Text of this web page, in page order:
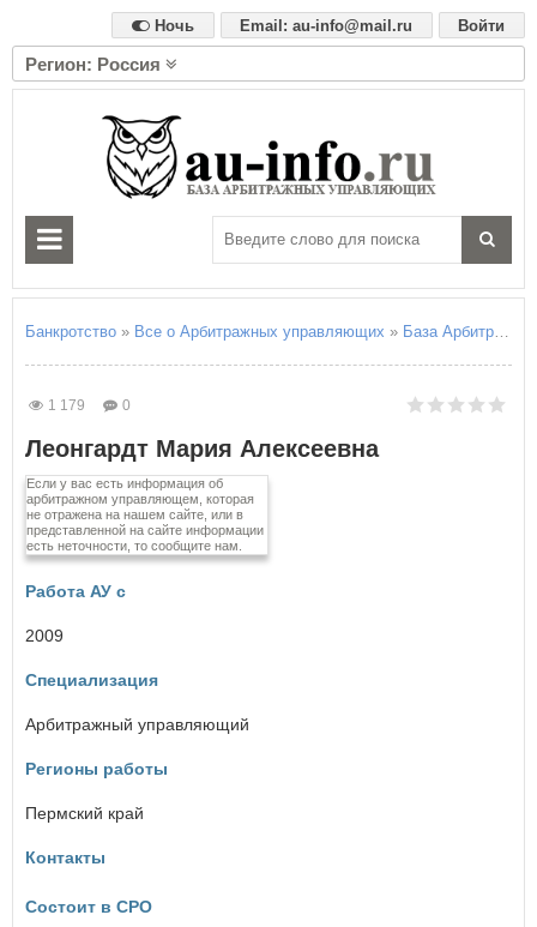
Войти
Email: au-info@mail.ru
Ночь
Регион: Россия
Алтайский край
Амурская область
Архангельская область
Астраханская область
Б
Белгородская область
В
Владимирская область
Вологодская область
Воронежская область
Е
Еврейская автономная область
З
Забайкальский край
И
Иркутская область
Кабардино-Балкарская Республика
Калужская область
Карачаево-Черкесская Республика
Банкротство » Все о Арбитражных управляющих » База
1 179 0
Леонгардт Мария Алексеевна
Если у вас есть информация об
арбитражном управляющем, которая
не отражена на нашем сайте, или в
представленной на сайте информации
есть неточности, то сообщите нам.
Работа АУ с
2009
Специализация
Арбитражный управляющий
Регионы работы
Пермский край
Контакты
Состоит в СРО